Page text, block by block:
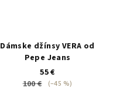
Dámske džínsy VERA od
Pepe Jeans
55 €
100 €
(–45 %)